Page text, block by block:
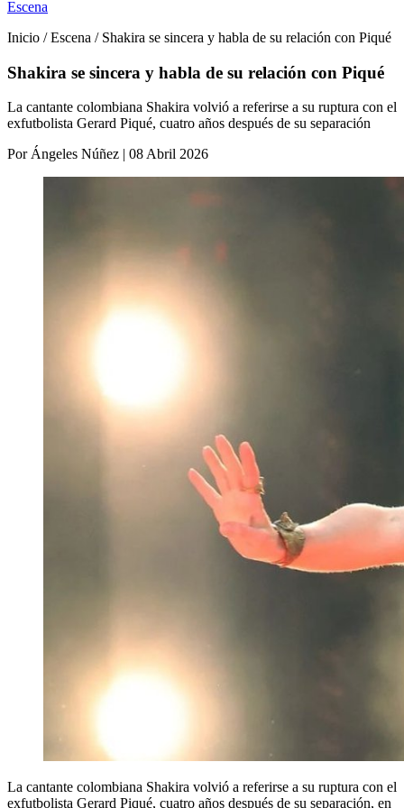
Escena
Inicio / Escena / Shakira se sincera y habla de su relación con Piqué
Shakira se sincera y habla de su relación con Piqué
La cantante colombiana Shakira volvió a referirse a su ruptura con el
exfutbolista Gerard Piqué, cuatro años después de su separación
Por Ángeles Núñez | 08 Abril 2026
La cantante colombiana Shakira volvió a referirse a su ruptura con el
exfutbolista Gerard Piqué, cuatro años después de su separación, en